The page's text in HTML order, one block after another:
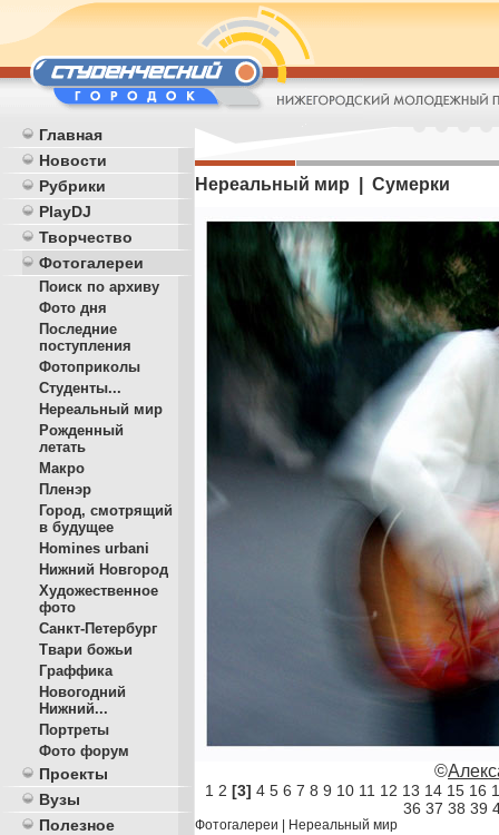
Главная
Новости
Рубрики
PlayDJ
Творчество
Фотогалереи
Поиск по архиву
Фото дня
Последние
поступления
Фотоприколы
Студенты...
Нереальный мир
Рожденный
летать
Макро
Пленэр
Город, смотрящий
в будущее
Homines urbani
Нижний Новгород
Художественное
фото
Санкт-Петербург
Твари божьи
Граффика
Новогодний
Нижний...
Портреты
Фото форум
Проекты
Вузы
Полезное
Нереальный мир | Сумерки
©
1 2 [3] 4 5 6 7 8 9 10 11 12 13 14 15 16
36 37 38 39
Фотогалереи Нереальный мир